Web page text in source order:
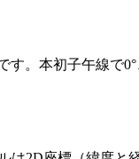
。本初子午線で